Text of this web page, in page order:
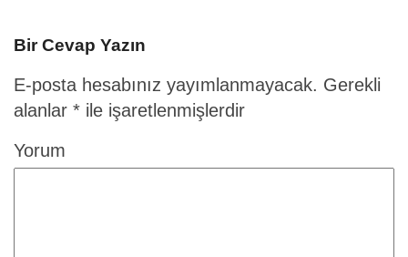
Bir Cevap Yazın
E-posta hesabınız yayımlanmayacak. Gerekli
alanlar * ile işaretlenmişlerdir
Yorum